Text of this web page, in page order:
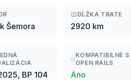
Šemora
DĹŽKA TRATE
2920 km
BP 104
KOMPATIBILNÉ S
OPEN RAILS
Áno